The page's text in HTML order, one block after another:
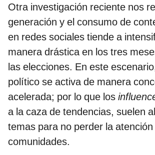
Otra investigación reciente nos
generación y el consumo de
en redes sociales tiende a
manera drástica en los tres
las elecciones. En este
político se activa de manera
acelerada; por lo que los
a la caza de tendencias, suelen
temas para no perder la
comunidades.